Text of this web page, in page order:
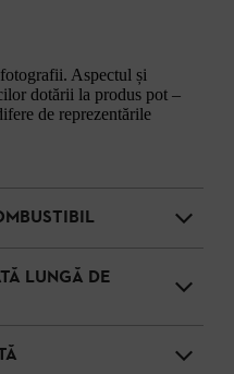
Aspectul și
dotării la produs pot –
de reprezentările
LUNGĂ DE